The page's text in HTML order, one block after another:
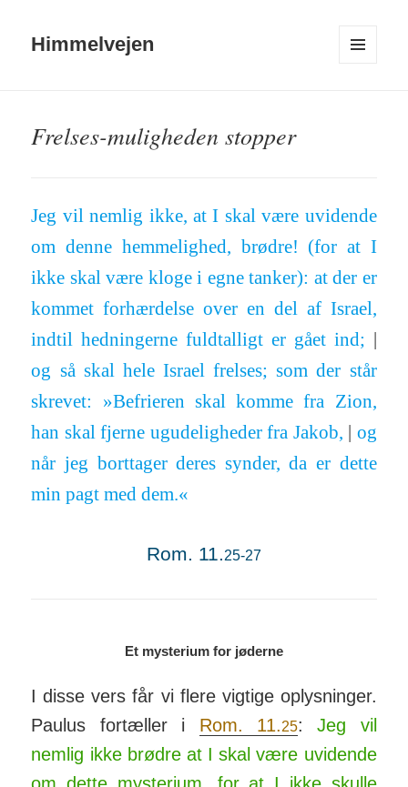
Himmelvejen
Frelses-muligheden stopper
Jeg vil nemlig ikke, at I skal være uvid­ende
om denne hem­me­lighed, brødre! (for at I
ikke skal være kloge i egne tanker): at der er
kommet for­hær­delse over en del af Israel,
indtil hed­ning­erne fuld­tal­ligt er gået ind; |
og så skal hele Israel frel­ses; som der står
skrevet: »Be­fri­eren skal komme fra Zion,
han skal fjerne ugud­e­lig­heder fra Jakob, | og
når jeg bort­tager deres synder, da er dette
min pagt med dem.«
Rom. 11.25-27
Et mysterium for jøderne
I disse vers får vi flere vig­tige op­lys­ninger.
Paulus for­tæller i Rom. 11.25:Jeg vil
nemlig ikke brødre at I skal være uvid­­ende